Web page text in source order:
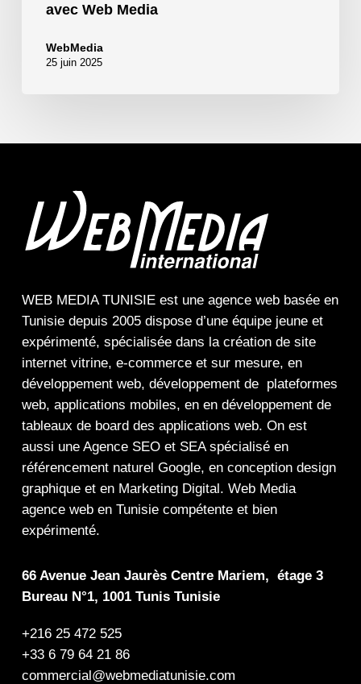
avec Web Media
WebMedia
25 juin 2025
WEB MEDIA TUNISIEest une agence webbasée en
Tunisie depuis 2005 dispose d’une équipe jeune et
expérimenté, spécialisée dans la création de site
internet vitrine, e-commerceet sur mesure, en
développement web, développement de plateformes
web, applications mobiles, en en développement de
tableaux de boarddes applications web. On est
aussi une Agence SEOet SEAspécialisé en
référencement naturel Google, en conception design
graphiqueet en Marketing Digital. Web Media
agence web en Tunisie compétente et bien
expérimenté.
66 Avenue Jean Jaurès Centre Mariem, étage 3
Bureau N°1, 1001 Tunis Tunisie
+216 25 472 525
+33 6 79 64 21 86
commercial@webmediatunisie.com